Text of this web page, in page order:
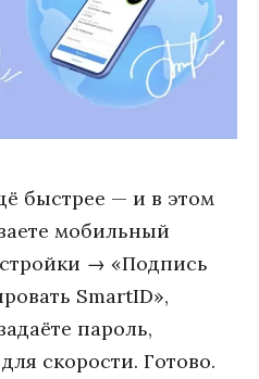
быстрее — и в этом
мобильный
→ «Подпись
SmartID»,
пароль,
скорости. Готово.